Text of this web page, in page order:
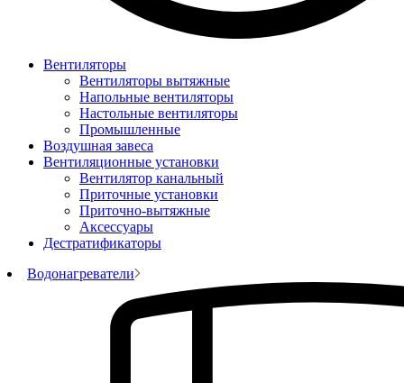
Вентиляторы
Вентиляторы вытяжные
Напольные вентиляторы
Настольные вентиляторы
Промышленные
Воздушная завеса
Вентиляционные установки
Вентилятор канальный
Приточные установки
Приточно-вытяжные
Аксессуары
Дестратификаторы
Водонагреватели